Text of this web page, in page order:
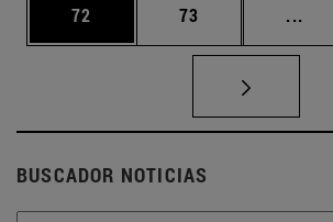
Página
72 Página
73 ...
BUSCADOR NOTICIAS